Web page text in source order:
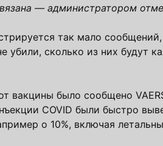
— администратором
так мало
убили, сколько из них будут
вакцины было сообщено
COVID были быстро
о 10%, включая